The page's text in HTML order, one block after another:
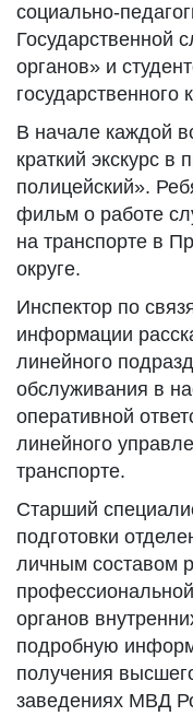
социально-
Государственной
органов» и
государственного
В начале каждой
краткий экскурс
полицейский».
фильм о работе
на транспорте в
округе.
Инспектор по
информации
линейного
обслуживания в
оперативной
линейного
транспорте.
Старший
подготовки
личным составом
органов
подробную
получения
заведениях МВД